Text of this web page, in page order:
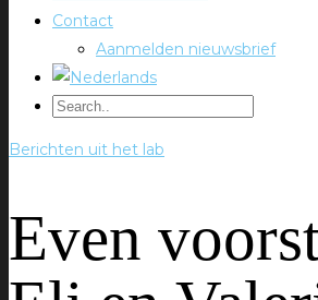
Contact
Aanmelden nieuwsbrief
Berichten uit het lab
Even